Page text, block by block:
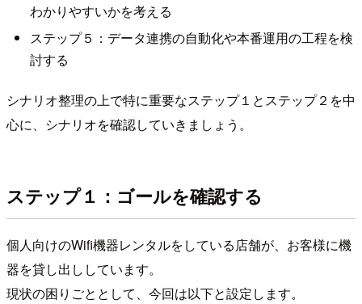
わかりやすいかを考える
ステップ５：データ連携の自動化や本番運用の工程を検
討する
シナリオ整理の上で特に重要なステップ１とステップ２を中
心に、シナリオを確認していきましょう。
ステップ１：ゴールを確認する
個人向けのWifi機器レンタルをしている店舗が、お客様に機
器を貸し出ししています。
現状の困りごととして、今回は以下と設定します。